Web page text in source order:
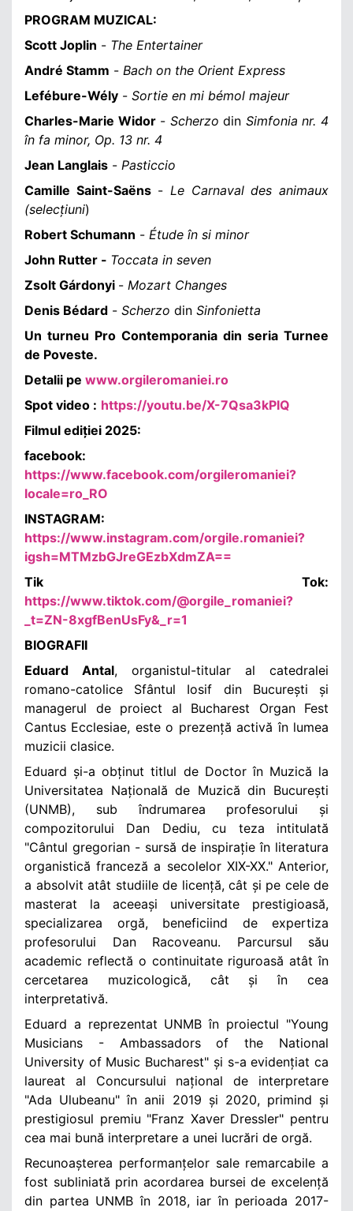
PROGRAM MUZICAL:
Scott Joplin - The Entertainer
André Stamm - Bach on the Orient Express
Lefébure-Wély - Sortie en mi bémol majeur
Charles-Marie Widor- Scherzo din Simfonia nr. 4
în fa minor, Op. 13 nr. 4
Jean Langlais - Pasticcio
Camille Saint-Saëns-Le Carnaval des animaux
(selecțiuni)
Robert Schumann - Étude în si minor
John Rutter - Toccata in seven
Zsolt Gárdonyi - Mozart Changes
Denis Bédard - Scherzo din Sinfonietta
Un turneu Pro Contemporania din seria Turnee
de Poveste.
Detalii pe www.orgileromaniei.ro
Spot video : https://youtu.be/X-7Qsa3kPIQ
Filmul ediției 2025:
facebook:
https://www.facebook.com/orgileromaniei?
locale=ro_RO
INSTAGRAM:
https://www.instagram.com/orgile.romaniei?
igsh=MTMzbGJreGEzbXdmZA==
Tik Tok:
https://www.tiktok.com/@orgile_romaniei?
_t=ZN-8xgfBenUsFy&_r=1
BIOGRAFII
Eduard Antal, organistul-titular al catedralei
romano-catolice Sfântul Iosif din București și
managerul de proiect al Bucharest Organ Fest
Cantus Ecclesiae, este o prezență activă în lumea
muzicii clasice.
Eduard și-a obținut titlul de Doctor în Muzică la
Universitatea Națională de Muzică din București
(UNMB), sub îndrumarea profesorului și
compozitorului Dan Dediu, cu teza intitulată
"Cântul gregorian - sursă de inspirație în literatura
organistică franceză a secolelor XIX-XX." Anterior,
a absolvit atât studiile de licență, cât și pe cele de
masterat la aceeași universitate prestigioasă,
specializarea orgă, beneficiind de expertiza
profesorului Dan Racoveanu. Parcursul său
academic reflectă o continuitate riguroasă atât în
cercetarea muzicologică, cât și în cea
interpretativă.
Eduard a reprezentat UNMB în proiectul "Young
Musicians - Ambassadors of the National
University of Music Bucharest" și s-a evidențiat ca
laureat al Concursului național de interpretare
"Ada Ulubeanu" în anii 2019 și 2020, primind și
prestigiosul premiu "Franz Xaver Dressler" pentru
cea mai bună interpretare a unei lucrări de orgă.
Recunoașterea performanțelor sale remarcabile a
fost subliniată prin acordarea bursei de excelență
din partea UNMB în 2018, iar în perioada 2017-